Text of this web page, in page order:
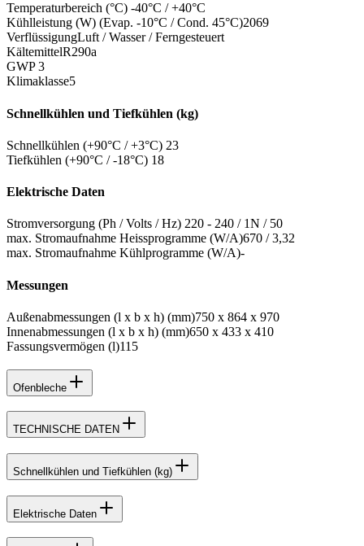
Temperaturbereich (°C) -40°C / +40°C
Kühlleistung (W) (Evap. -10°C / Cond. 45°C)2069
VerflüssigungLuft / Wasser / Ferngesteuert
KältemittelR290a
GWP3
Klimaklasse5
Schnellkühlen und Tiefkühlen (kg)
Schnellkühlen (+90°C / +3°C) 23
Tiefkühlen (+90°C / -18°C) 18
Elektrische Daten
Stromversorgung (Ph / Volts / Hz) 220 - 240 / 1N / 50
max. Stromaufnahme Heissprogramme (W/A)670 / 3,32
max. Stromaufnahme Kühlprogramme (W/A)-
Messungen
Außenabmessungen (l x b x h) (mm)750 x 864 x 970
Innenabmessungen (l x b x h) (mm)650 x 433 x 410
Fassungsvermögen (l)115
Ofenbleche
TECHNISCHE DATEN
Schnellkühlen und Tiefkühlen (kg)
Elektrische Daten